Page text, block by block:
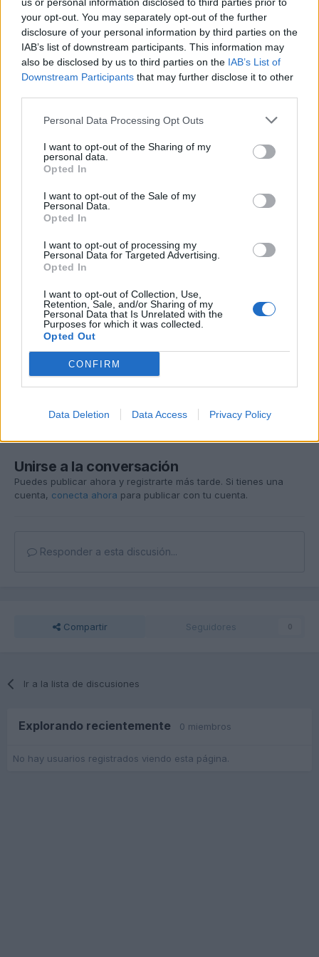
your opt-out. You may separately opt-out of the further
disclosure of your personal information by third parties on the
IAB’s list of downstream participants. This information may
also be disclosed by us to third parties on the IAB’s List of
Downstream Participants that may further disclose it to other
Personal Data Processing Opt Outs
I want to opt-out of the Sharing of my
personal data.
Opted In
I want to opt-out of the Sale of my
Personal Data.
Opted In
I want to opt-out of processing my
Personal Data for Targeted Advertising.
Opted In
I want to opt-out of Collection, Use,
Retention, Sale, and/or Sharing of my
Personal Data that Is Unrelated with the
Purposes for which it was collected.
Opted Out
CONFIRM
Data Deletion Data Access Privacy Policy
Un saludo.
Editado20 de Enero del 2011por doctorj
Responder
Unirse a la conversación
Puedes publicar ahora y registrarte más tarde. Si tienes una
cuenta, conecta ahora para publicar con tu cuenta.
Responder a esta discusión...
Compartir Seguidores 0
Ir a la lista de discusiones
Explorando recientemente 0 miembros
No hay usuarios registrados viendo esta página.